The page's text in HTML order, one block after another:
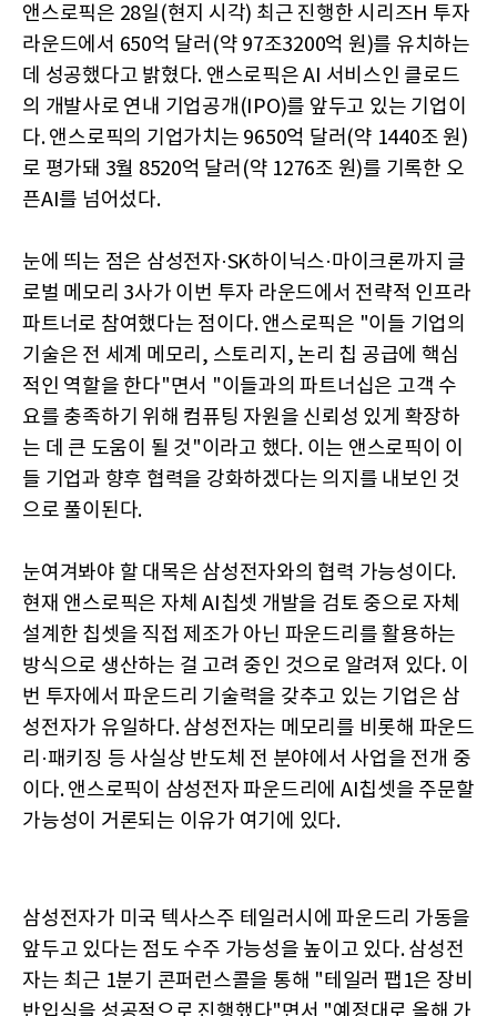
앤스로픽은 28일(현지 시각) 최근 진행한 시리즈H 투자
라운드에서 650억 달러(약 97조3200억 원)를 유치하는
데 성공했다고 밝혔다. 앤스로픽은 AI 서비스인 클로드
의 개발사로 연내 기업공개(IPO)를 앞두고 있는 기업이
다. 앤스로픽의 기업가치는 9650억 달러(약 1440조 원)
로 평가돼 3월 8520억 달러(약 1276조 원)를 기록한 오
픈AI를 넘어섰다.
눈에 띄는 점은 삼성전자·SK하이닉스·마이크론까지 글
로벌 메모리 3사가 이번 투자 라운드에서 전략적 인프라
파트너로 참여했다는 점이다. 앤스로픽은 "이들 기업의
기술은 전 세계 메모리, 스토리지, 논리 칩 공급에 핵심
적인 역할을 한다"면서 "이들과의 파트너십은 고객 수
요를 충족하기 위해 컴퓨팅 자원을 신뢰성 있게 확장하
는 데 큰 도움이 될 것"이라고 했다. 이는 앤스로픽이 이
들 기업과 향후 협력을 강화하겠다는 의지를 내보인 것
으로 풀이된다.
눈여겨봐야 할 대목은 삼성전자와의 협력 가능성이다.
현재 앤스로픽은 자체 AI칩셋 개발을 검토 중으로 자체
설계한 칩셋을 직접 제조가 아닌 파운드리를 활용하는
방식으로 생산하는 걸 고려 중인 것으로 알려져 있다. 이
번 투자에서 파운드리 기술력을 갖추고 있는 기업은 삼
성전자가 유일하다. 삼성전자는 메모리를 비롯해 파운드
리·패키징 등 사실상 반도체 전 분야에서 사업을 전개 중
이다. 앤스로픽이 삼성전자 파운드리에 AI칩셋을 주문할
가능성이 거론되는 이유가 여기에 있다.
삼성전자가 미국 텍사스주 테일러시에 파운드리 가동을
앞두고 있다는 점도 수주 가능성을 높이고 있다. 삼성전
자는 최근 1분기 콘퍼런스콜을 통해 "테일러 팹1은 장비